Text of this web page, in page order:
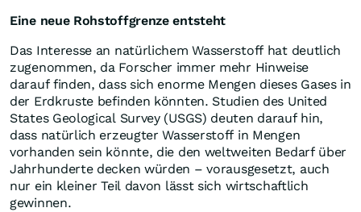
Eine neue Rohstoffgrenze entsteht
Das Interesse an natürlichem Wasserstoff hat deutlich
zugenommen, da Forscher immer mehr Hinweise
darauf finden, dass sich enorme Mengen dieses Gases in
der Erdkruste befinden könnten. Studien des United
States Geological Survey (USGS) deuten darauf hin,
dass natürlich erzeugter Wasserstoff in Mengen
vorhanden sein könnte, die den weltweiten Bedarf über
Jahrhunderte decken würden – vorausgesetzt, auch
nur ein kleiner Teil davon lässt sich wirtschaftlich
gewinnen.